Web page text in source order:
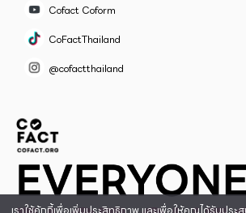
Cofact Coform
CoFactThailand
@cofactthailand